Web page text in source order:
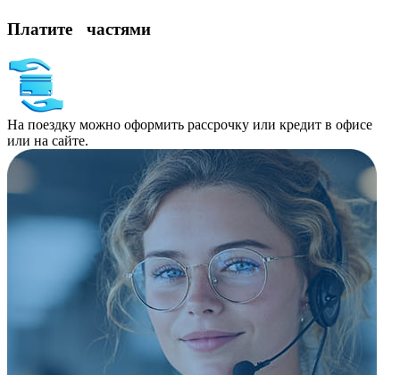
Платите частями
На поездку можно оформить рассрочку или кредит в офисе
или на сайте.